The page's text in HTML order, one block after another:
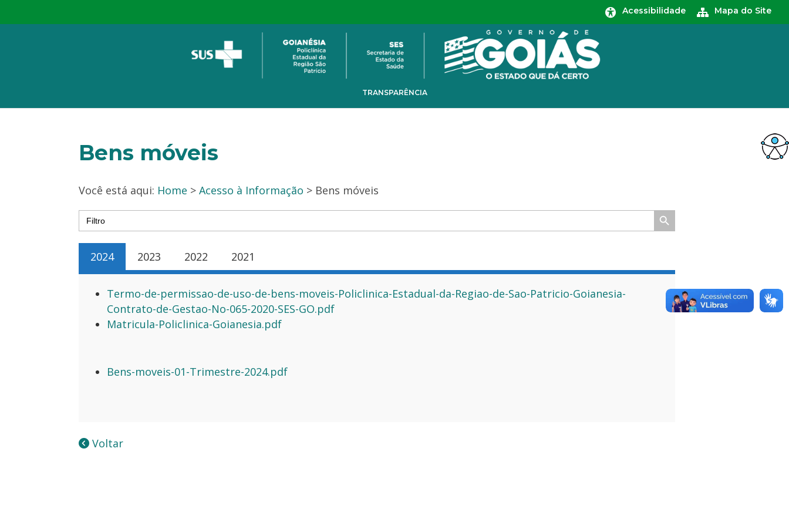
Acessibilidade Mapa do Site
TRANSPARÊNCIA
Bens móveis
Você está aqui: Home >Acesso à Informação > Bens móveis
Search
for:
Search Button
2024 2023 2022 2021
Termo-de-permissao-de-uso-de-bens-moveis-Policlinica-Estadual-da-Regiao-de-Sao-Patricio-Goianesia-
Contrato-de-Gestao-No-065-2020-SES-GO.pdf
Matricula-Policlinica-Goianesia.pdf
Bens-moveis-01-Trimestre-2024.pdf
Voltar